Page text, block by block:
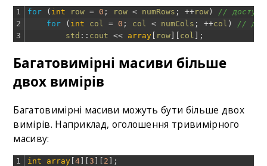
1
2
3
for ( int row = 0 ; row < numRows ; ++row )
// доступ
for
( int col = 0 ; col < numCols ; ++col )
//
std :: cout << array row col ;
Багатовимірні масиви більше
двох вимірів
Багатовимірні масиви можуть бути більше двох
вимірів. Наприклад, оголошення тривимірного
масиву:
1 int array [4] [ 3 ] [ 2 ] ;